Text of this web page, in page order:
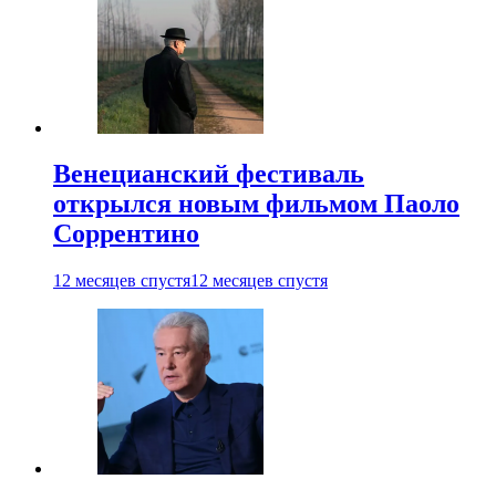
Венецианский фестиваль
открылся новым фильмом Паоло
Соррентино
12 месяцев спустя12 месяцев спустя